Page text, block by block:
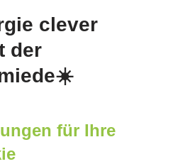
clever
der
für Ihre